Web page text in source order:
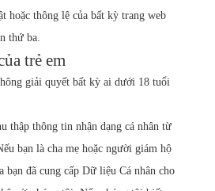
hoặc thông lệ của bất kỳ trang web
thứ ba.
trẻ em
giải quyết bất kỳ ai dưới 18 tuổi
thập thông tin nhận dạng cá nhân từ
bạn là cha mẹ hoặc người giám hộ
bạn đã cung cấp Dữ liệu Cá nhân cho